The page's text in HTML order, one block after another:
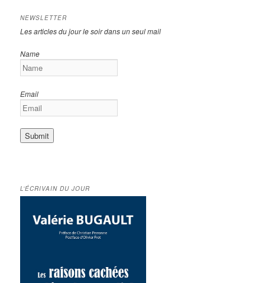
NEWSLETTER
Les articles du jour le soir dans un seul mail
Name
Email
L’ÉCRIVAIN DU JOUR